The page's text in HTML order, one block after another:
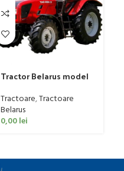
Tractor Belarus model
Tractoare,Tractoare
Belarus
0,00lei